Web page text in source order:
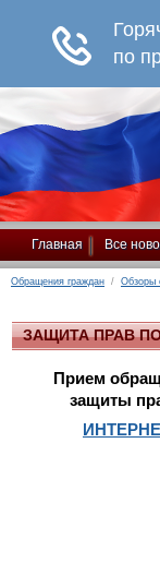
Главная Все
Обращения граждан / Обзоры
ЗАЩИТА ПРАВ
Прием
защиты